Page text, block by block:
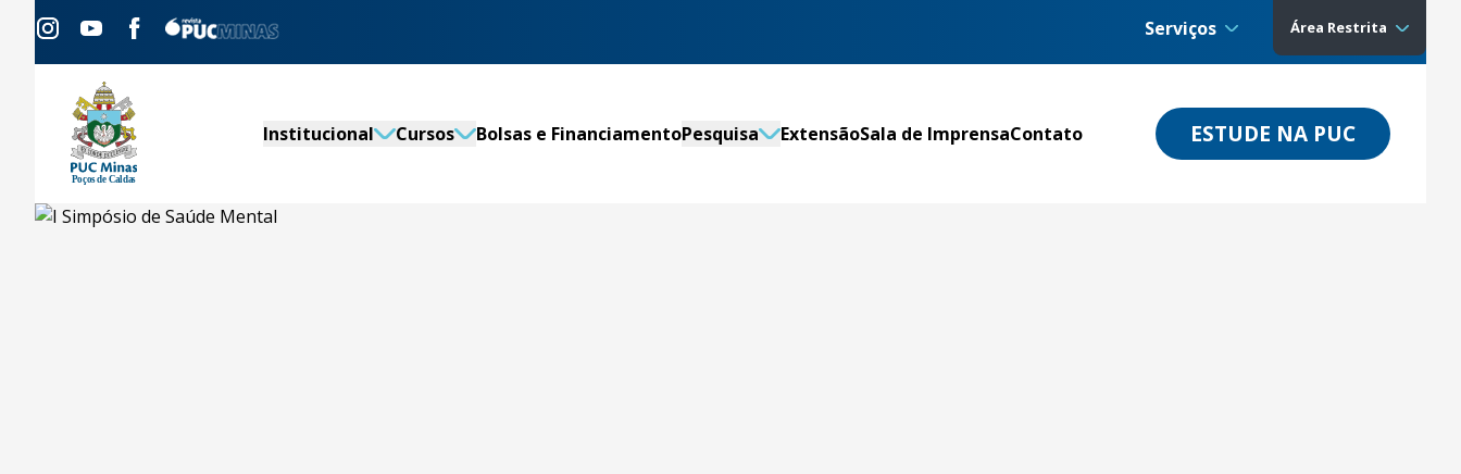
Serviços Área Restrita
Institucional Cursos Bolsas e FinanciamentoPesquisa ExtensãoSala de ImprensaContato ESTUDE NA PUC